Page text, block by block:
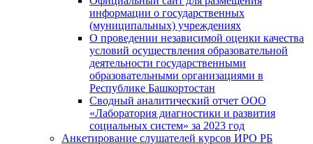
информации о государственных
(муниципальных) учреждениях
О проведении независимой оценки качества
условий осуществления образовательной
деятельности государственными
образовательными организациями в
Республике Башкортостан
Сводный аналитический отчет ООО
«Лаборатория диагностики и развития
социальных систем» за 2023 год
Анкетирование слушателей курсов ИРО РБ